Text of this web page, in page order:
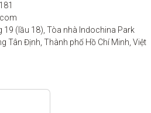
19 (lầu 18), Tòa nhà Indochina Park
Tân Định, Thành phố Hồ Chí Minh, Việt